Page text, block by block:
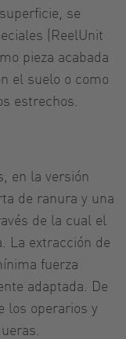
se
(ReelUnit
pieza acabada
el suelo o como
estrechos.
en la versión
de ranura y una
de la cual el
La extracción de
fuerza
adaptada. De
los operarios y